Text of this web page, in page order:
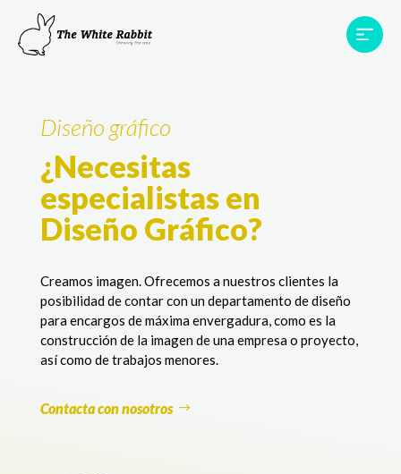
Proyectos
Testimonios
Diseño gráfico
¿Necesitas
especialistas en
Diseño Gráfico?
Creamos imagen. Ofrecemos a nuestros clientes la
posibilidad de contar con un departamento de diseño
para encargos de máxima envergadura, como es la
construcción de la imagen de una empresa o proyecto,
así como de trabajos menores.
Contacta con nosotros